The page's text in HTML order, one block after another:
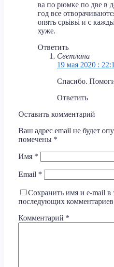
ва по рюмке по две в
год все
опять срьівьі и с
хуже.
Ответить
Светлана
19 мая 2020 :
Спасибо.
Ответить
Оставить комментарий
Ваш адрес email не будет
помечены *
Имя *
Email *
Сохранить имя и e-mail в
последующих комментариев
Комментарий *